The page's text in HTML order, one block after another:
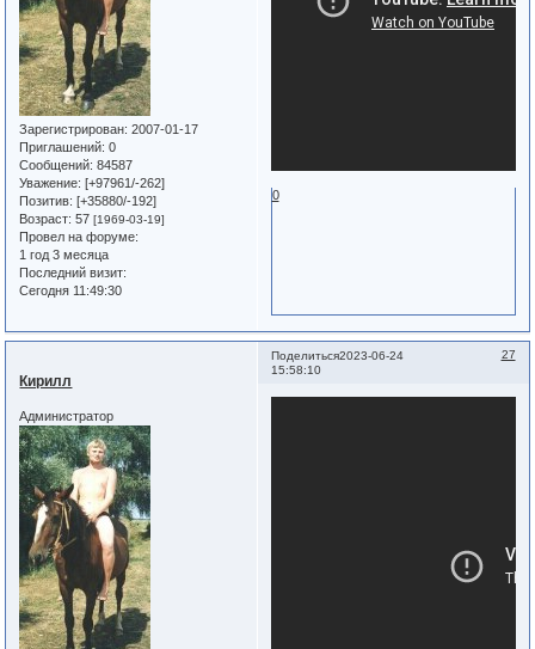
Зарегистрирован: 2007-01-17
Приглашений: 0
Сообщений: 84587
Уважение: [+97961/-262]
Позитив: [+35880/-192]
Возраст: 57[1969-03-19]
Провел на форуме:
1 год 3 месяца
Последний визит:
Сегодня 11:49:30
0
Поделиться 27
2023-06-24
15:58:10
Кирилл
Администратор